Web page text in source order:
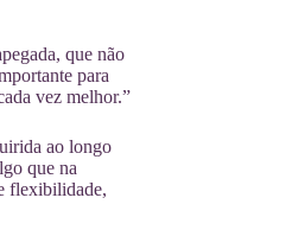
que não
para
vez melhor.”
ao longo
que na
flexibilidade,